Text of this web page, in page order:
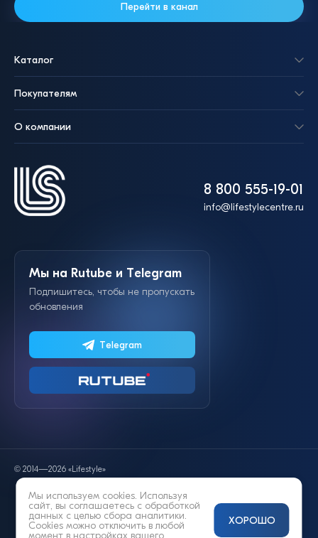
Перейти в канал
8 800 555-19-01
info@lifestylecentre.ru
Каталог
Покупателям
О компании
Мы на Rutube и Telegram
Подпишитесь, чтобы не пропускать
обновления
Telegram
© 2014—2026 «Lifestyle»
Мы используем cookies. Используя
сайт, вы соглашаетесь с обработкой
данных с целью сбора аналитики.
Cookies можно отключить в любой
момент в настройках вашего
ХОРОШО